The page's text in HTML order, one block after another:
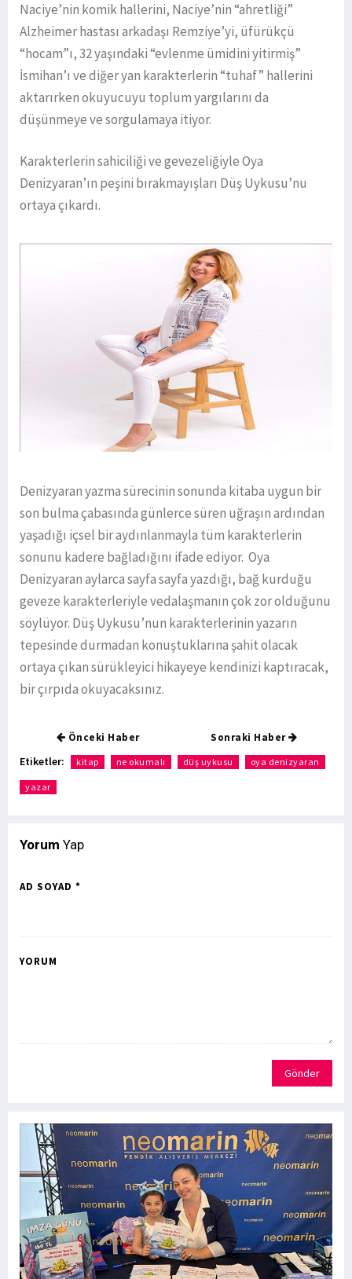
Naciye’nin komik hallerini, Naciye’nin “ahretliği”
Alzheimer hastası arkadaşı Remziye’yi, üfürükçü
“hocam”ı, 32 yaşındaki “evlenme ümidini yitirmiş”
İsmihan’ı ve diğer yan karakterlerin “tuhaf” hallerini
aktarırken okuyucuyu toplum yargılarını da
düşünmeye ve sorgulamaya itiyor.
Karakterlerin sahiciliği ve gevezeliğiyle Oya
Denizyaran’ın peşini bırakmayışları Düş Uykusu’nu
ortaya çıkardı.
Denizyaran yazma sürecinin sonunda kitaba uygun bir
son bulma çabasında günlerce süren uğraşın ardından
yaşadığı içsel bir aydınlanmayla tüm karakterlerin
sonunu kadere bağladığını ifade ediyor. Oya
Denizyaran aylarca sayfa sayfa yazdığı, bağ kurduğu
geveze karakterleriyle vedalaşmanın çok zor olduğunu
söylüyor. Düş Uykusu’nun karakterlerinin yazarın
tepesinde durmadan konuştuklarına şahit olacak
ortaya çıkan sürükleyici hikayeye kendinizi kaptıracak,
bir çırpıda okuyacaksınız.
Önceki Haber Sonraki Haber
Etiketler: kitap ne okumalı düş uykusu oya denizyaran
yazar
Yorum Yap
AD SOYAD *
YORUM
Gönder